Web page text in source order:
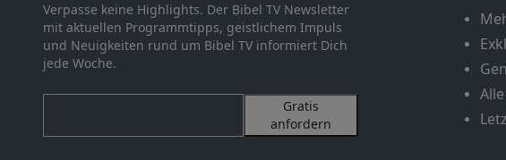
Verpasse keine Highlights. Der Bibel TV Newsletter
mit aktuellen Programmtipps, geistlichem Impuls
und Neuigkeiten rund um Bibel TV informiert Dich
jede Woche.
Gratis
anfordern